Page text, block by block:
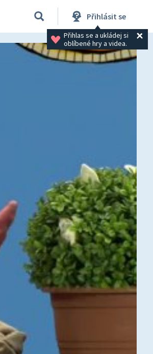
Přihlásit se
Přihlas se a ukládej si
oblíbené hry a videa.